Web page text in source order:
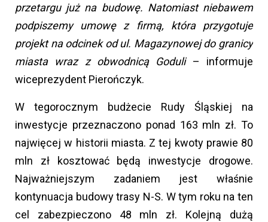
przetargu już na budowę. Natomiast niebawem
podpiszemy umowę z firmą, która przygotuje
projekt na odcinek od ul. Magazynowej do granicy
miasta wraz z obwodnicą Goduli– informuje
wiceprezydent Pierończyk.
W tegorocznym budżecie Rudy Śląskiej na
inwestycje przeznaczono ponad 163 mln zł. To
najwięcej w historii miasta. Z tej kwoty prawie 80
mln zł kosztować będą inwestycje drogowe.
Najważniejszym zadaniem jest właśnie
kontynuacja budowy trasy N-S. W tym roku na ten
cel zabezpieczono 48 mln zł. Kolejną dużą